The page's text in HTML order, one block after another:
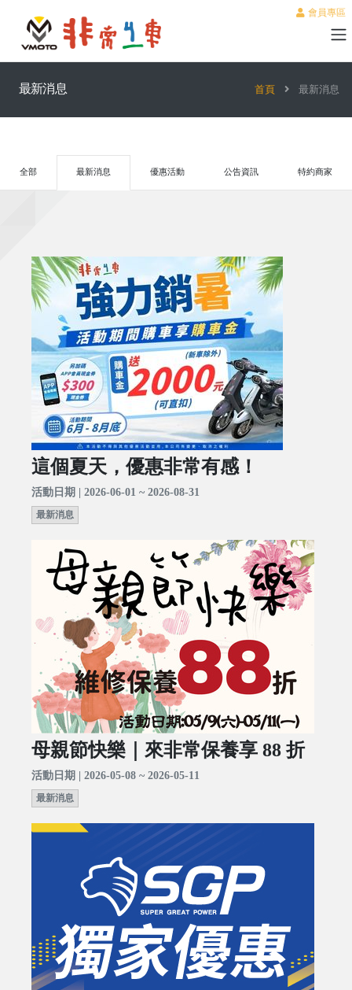
會員專區
最新消息 首頁 最新消息
全部 最新消息 優惠活動 公告資訊 特約商家
這個夏天，優惠非常有感！
活動日期 | 2026-06-01 ~ 2026-08-31
最新消息
母親節快樂｜來非常保養享 88 折
活動日期 | 2026-05-08 ~ 2026-05-11
最新消息